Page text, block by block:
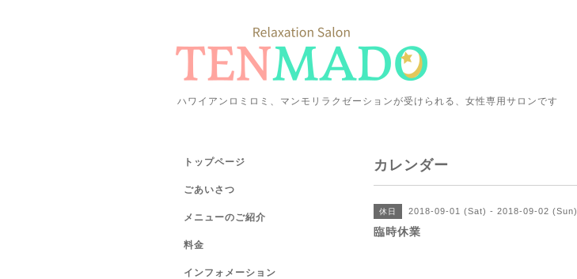
ハワイアンロミロミ、マンモリラクゼーションが受けられる、女性専用サロンです
カレンダー
休日 2018-09-01 (Sat) - 2018-09-02 (Sun)
臨時休業
トップページ
ごあいさつ
メニューのご紹介
料金
インフォメーション